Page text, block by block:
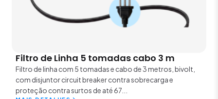
Filtro de Linha 5 tomadas cabo 3 m
Filtro de linha com 5 tomadas e cabo de 3 metros, bivolt,
com disjuntor circuit breaker contra sobrecarga e
proteção contra surtos de até 67...